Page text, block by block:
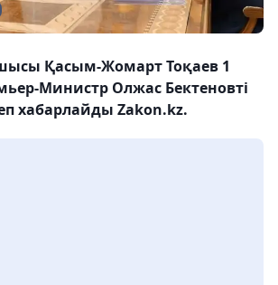
Қасым-Жомарт Тоқаев 1
Министр Олжас Бектеновті
хабарлайды Zakon.kz.